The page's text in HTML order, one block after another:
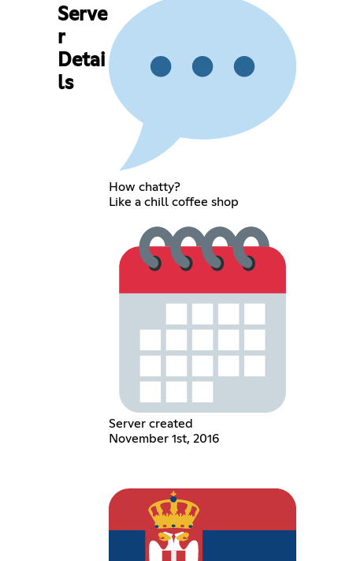
Serve
r
Detai
ls
How chatty?
Like a chill coffee shop
Server created
November 1st, 2016